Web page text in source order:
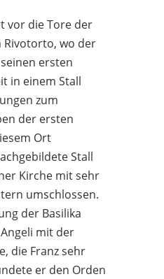
vor die Tore der
Rivotorto, wo der
ersten
in einem Stall
zum
der ersten
Ort
Stall
Kirche mit sehr
umschlossen.
der Basilika
mit der
die Franz sehr
er den Orden